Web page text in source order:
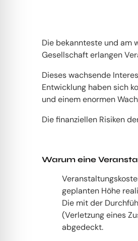
Die bekannteste und am
Gesellschaft erlangen
Dieses wachsende
Entwicklung haben sich
und einem enormen
Die finanziellen Risiken
Warum eine
geplanten Höhe
Die mit der
(Verletzung eines
abgedeckt.